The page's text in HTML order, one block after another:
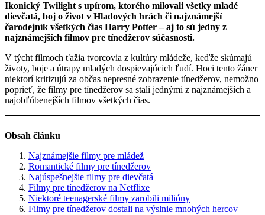
Ikonický Twilight s upírom, ktorého milovali všetky mladé
dievčatá, boj o život v Hladových hrách či najznámejší
čarodejník všetkých čias Harry Potter – aj to sú jedny z
najznámejších filmov pre tínedžerov súčasnosti.
V týcht filmoch ťažia tvorcovia z kultúry mládeže, keďže skúmajú
životy, boje a útrapy mladých dospievajúcich ľudí. Hoci tento žáner
niektorí kritizujú za občas nepresné zobrazenie tínedžerov, nemožno
poprieť, že filmy pre tínedžerov sa stali jednými z najznámejších a
najobľúbenejších filmov všetkých čias.
Obsah článku
Najznámejšie filmy pre mládež
Romantické filmy pre tínedžerov
Najúspešnejšie filmy pre dievčatá
Filmy pre tínedžerov na Netflixe
Niektoré teenagerské filmy zarobili milióny
Filmy pre tínedžerov dostali na výslnie mnohých hercov